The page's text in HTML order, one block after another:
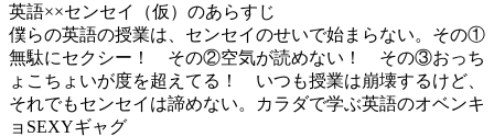
英語××センセイ（仮）のあらすじ
僕らの英語の授業は、センセイのせいで始まらない。その①
無駄にセクシー！ その②空気が読めない！ その③おっち
ょこちょいが度を超えてる！ いつも授業は崩壊するけど、
それでもセンセイは諦めない。カラダで学ぶ英語のオベンキ
ョSEXYギャグ